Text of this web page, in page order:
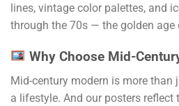
lines, vintage color palettes, and
through the 70s — the golden
Why Choose Mid-
Mid-century modern is more than
a lifestyle. And our posters reflect